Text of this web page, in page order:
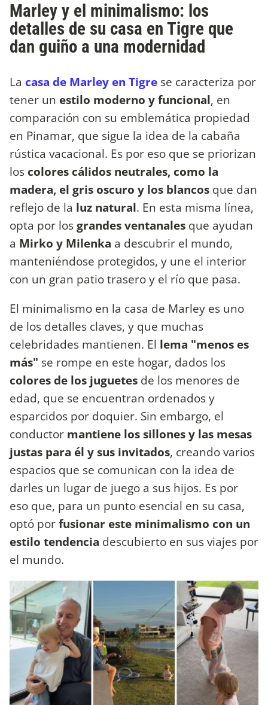
Marley y el minimalismo: los
detalles de su casa en Tigre que
dan guiño a una modernidad
La casa de Marley en Tigre se caracteriza por
tener un estilo moderno y funcional, en
comparación con su emblemática propiedad
en Pinamar, que sigue la idea de la cabaña
rústica vacacional. Es por eso que se priorizan
los colores cálidos neutrales, como la
madera, el gris oscuro y los blancos que dan
reflejo de la luz natural. En esta misma línea,
opta por losgrandes ventanales que ayudan
a Mirko y Milenka a descubrir el mundo,
manteniéndose protegidos, y une el interior
con un gran patio trasero y el río que pasa.
El minimalismo en la casa de Marley es uno
de los detalles claves, y que muchas
celebridades mantienen. El lema "menos es
más" se rompe en este hogar, dados los
colores de los juguetes de los menores de
edad, que se encuentran ordenados y
esparcidos por doquier. Sin embargo, el
conductor mantiene los sillones y las mesas
justas para él y sus invitados, creando varios
espacios que se comunican con la idea de
darles un lugar de juego a sus hijos. Es por
eso que, para un punto esencial en su casa,
optó porfusionar este minimalismo con un
estilo tendencia descubierto en sus viajes por
el mundo.